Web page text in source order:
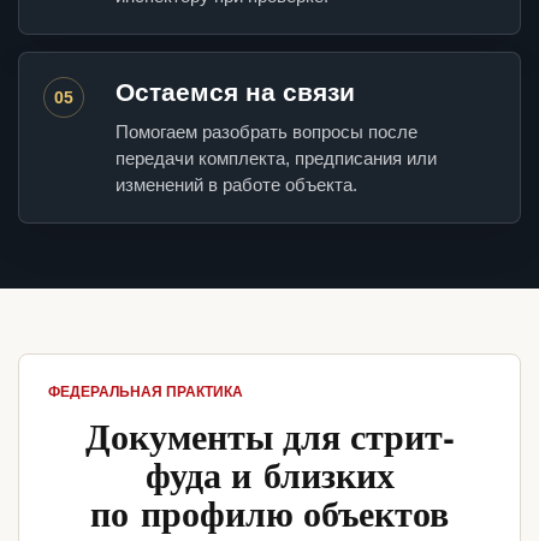
05 Остаемся на связи
Помогаем разобрать вопросы после
передачи комплекта, предписания или
изменений в работе объекта.
ФЕДЕРАЛЬНАЯ ПРАКТИКА
Документы для стрит-
фуда и близких
по профилю объектов